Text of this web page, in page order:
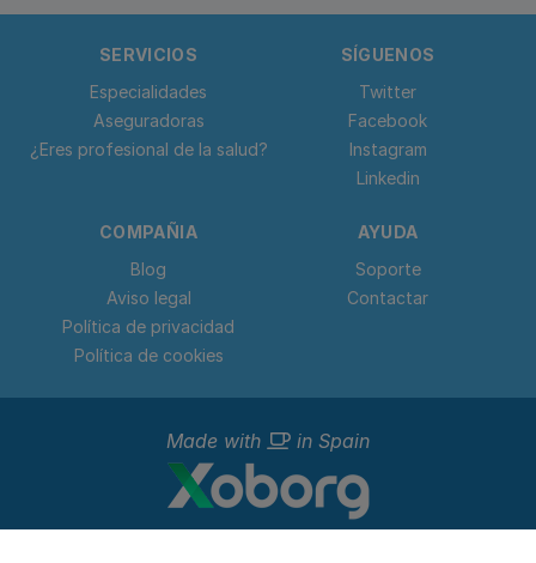
SERVICIOS
Especialidades
Aseguradoras
¿Eres profesional de la salud?
SÍGUENOS
Twitter
Facebook
Instagram
Linkedin
COMPAÑIA
Blog
Aviso legal
Política de privacidad
Política de cookies
AYUDA
Soporte
Contactar
Made with in Spain